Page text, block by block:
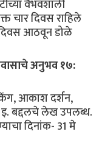
वैभवशाली
चार दिवस राहिले
दिवस आठवून डोळे
अनुभव १७:
आकाश दर्शन,
इ. बद्दलचे लेख उपलब्ध.
दिनांक- 31 मे